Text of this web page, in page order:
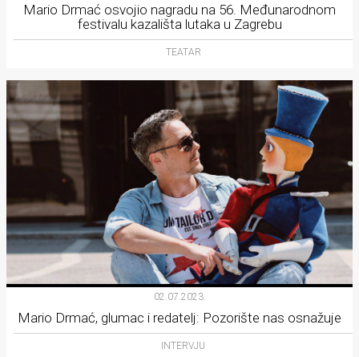
Mario Drmać osvojio nagradu na 56. Međunarodnom
festivalu kazališta lutaka u Zagrebu
TEATAR
02.07.2023.
Mario Drmać, glumac i redatelj: Pozorište nas osnažuje
INTERVJU